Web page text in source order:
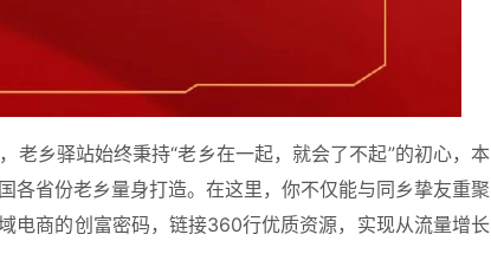
老乡驿站始终秉持“老乡在一起，就会了不起”的初心，本
各省份老乡量身打造。在这里，你不仅能与同乡挚友重聚
电商的创富密码，链接360行优质资源，实现从流量增长